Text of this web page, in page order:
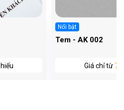
Nổi bật
Tem - AK 002
Giá chỉ từ